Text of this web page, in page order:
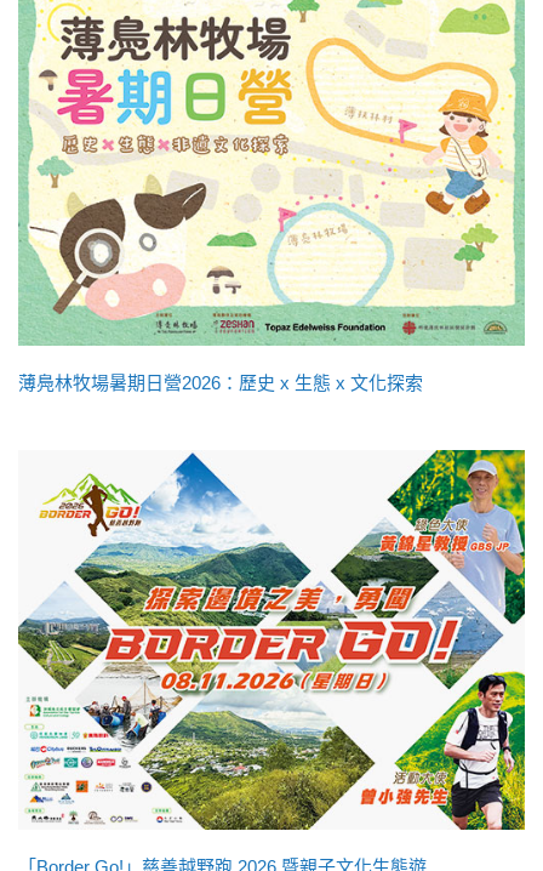
薄鳧林牧場暑期日營2026：歷史 x 生態 x 文化探索